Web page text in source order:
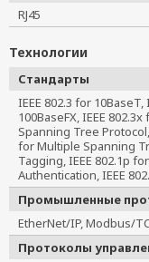
RJ45
Технологии
Стандарты
IEEE 802.3 for
100BaseFX, IEEE
Spanning Tree Protocol,
for Multiple Spanning
Tagging, IEEE 802.1p
Authentication, IEEE
Промышленные
EtherNet/IP, Modbus/
Протоколы